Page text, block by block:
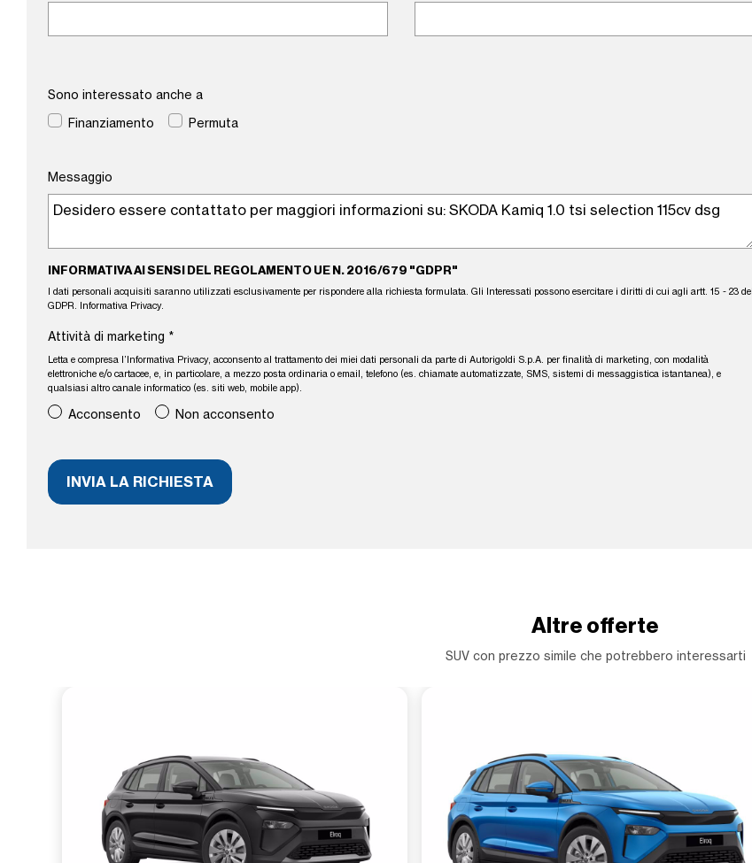
Sono interessato anche a
Finanziamento
Permuta
Messaggio
INFORMATIVA AI SENSI DEL REGOLAMENTO UE N. 2016/679 "GDPR"
I dati personali acquisiti saranno utilizzati esclusivamente per rispondere alla richiesta formulata. Gli Interessati possono esercitare i diritti di cui agli artt. 15 - 23 del
GDPR.
Informativa Privacy.
Attività di marketing *
Letta e compresa l’ Informativa Privacy, acconsento al trattamento dei miei dati personali da parte di Autorigoldi S.p.A. per finalità di marketing, con modalità
elettroniche e/o cartacee, e, in particolare, a mezzo posta ordinaria o email, telefono (es. chiamate automatizzate, SMS, sistemi di messaggistica istantanea), e
qualsiasi altro canale informatico (es. siti web, mobile app).
Acconsento Non acconsento
Altre offerte
SUV con prezzo simile che potrebbero interessarti